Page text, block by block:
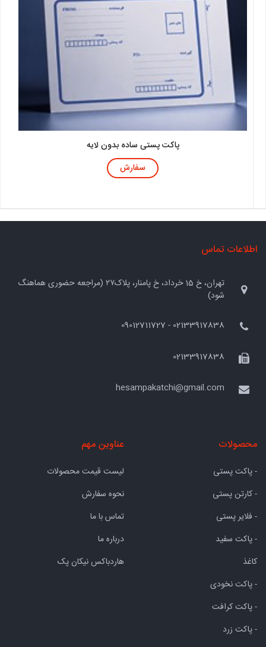
پاکت پستی ساده بدون لایه
سفارش
اطلاعات تماس
تهران، خ 15 خرداد، خ پامنار، پلاک۲۷ (مراجعه حضوری هماهنگ
شود)
02133917838 - 09012711727
02133917838
hesampakatchi@gmail.com
محصولات
- پاکت پستی
- کارتن پستی
- فلایر پستی
- پاکت سفید
کاغذ
- پاکت نخودی
- پاکت کرافت
- پاکت زرد
عناوین مهم
لیست قیمت محصولات
نحوه سفارش
تماس با ما
درباره ما
هاردباکس نیکان پک